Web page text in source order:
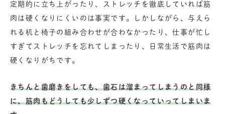
定期的に立ち上がったり、ストレッチを徹底していれば筋
肉は硬くなりにくいのは事実です。しかしながら、与えら
れる机と椅子の組み合わせが合わなかったり、仕事が忙し
すぎてストレッチを忘れてしまったり、日常生活で筋肉は
硬くなりがちです。
きちんと歯磨きをしても、歯石は溜まってしまうのと同様
に、筋肉もどうしても少しずつ硬くなっていってしまいま